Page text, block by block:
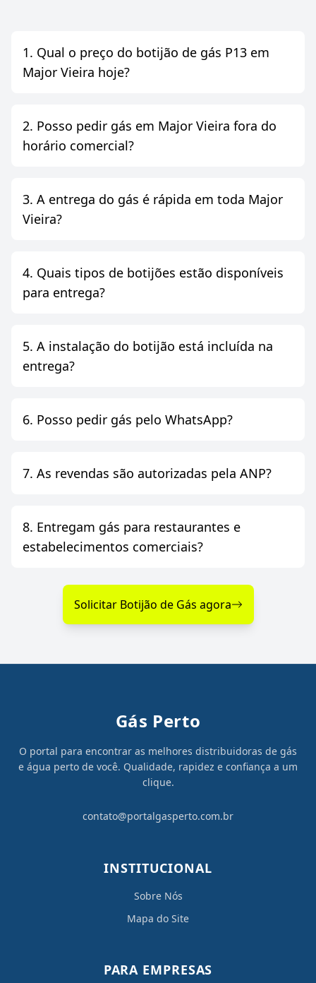
1. Qual o preço do botijão de gás P13 em
Major Vieira hoje?
2. Posso pedir gás em Major Vieira fora do
horário comercial?
3. A entrega do gás é rápida em toda Major
Vieira?
4. Quais tipos de botijões estão disponíveis
para entrega?
5. A instalação do botijão está incluída na
entrega?
6. Posso pedir gás pelo WhatsApp?
7. As revendas são autorizadas pela ANP?
8. Entregam gás para restaurantes e
estabelecimentos comerciais?
Solicitar Botijão de Gás agora
Gás Perto
O portal para encontrar as melhores distribuidoras de gás
e água perto de você. Qualidade, rapidez e confiança a um
clique.
contato@portalgasperto.com.br
INSTITUCIONAL
Sobre Nós
Mapa do Site
PARA EMPRESAS